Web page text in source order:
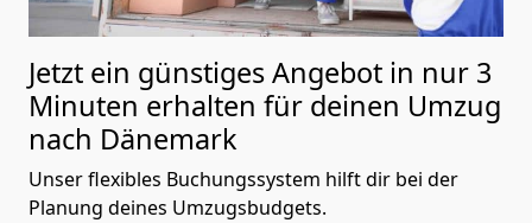
Jetzt ein günstiges Angebot in nur 3
Minuten erhalten für deinen Umzug
nach Dänemark
Unser flexibles Buchungssystem hilft dir bei der
Planung deines Umzugsbudgets.